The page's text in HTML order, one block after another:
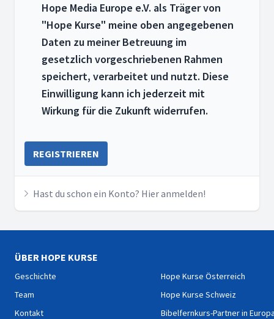
Hope Media Europe e.V. als Träger von
"Hope Kurse" meine oben angegebenen
Daten zu meiner Betreuung im
gesetzlich vorgeschriebenen Rahmen
speichert, verarbeitet und nutzt. Diese
Einwilligung kann ich jederzeit mit
Wirkung für die Zukunft widerrufen.
REGISTRIEREN
Hast du schon ein Konto? Hier anmelden!
ÜBER HOPE KURSE
Geschichte
Team
Kontakt
Hope Kurse Österreich
Hope Kurse Schweiz
Bibelfernkurs-Partner in